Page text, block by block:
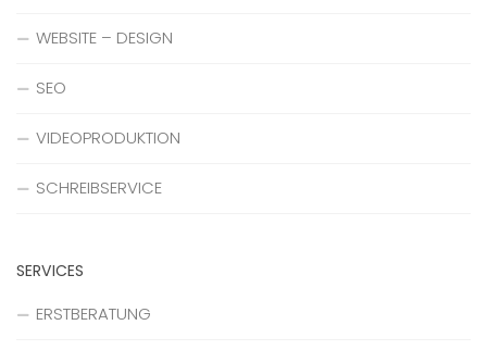
WEBSITE – DESIGN
SEO
VIDEOPRODUKTION
SCHREIBSERVICE
SERVICES
ERSTBERATUNG